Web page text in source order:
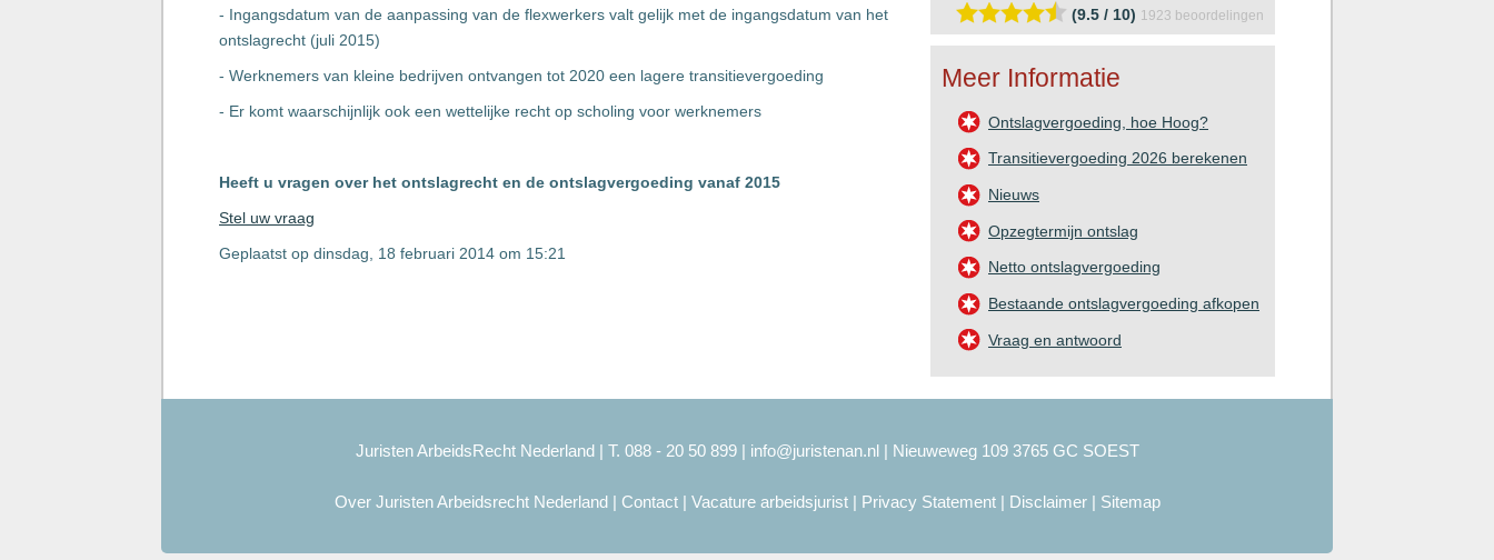
- Ingangsdatum van de aanpassing van de flexwerkers valt gelijk met de ingangsdatum van het
ontslagrecht (juli 2015)
- Werknemers van kleine bedrijven ontvangen tot 2020 een lagere transitievergoeding
- Er komt waarschijnlijk ook een wettelijke recht op scholing voor werknemers
Heeft u vragen over het ontslagrecht en de ontslagvergoeding vanaf 2015
Stel uw vraag
Geplaatst op dinsdag, 18 februari 2014 om 15:21
(9.5 / 10) 1923 beoordelingen
Meer Informatie
Ontslagvergoeding, hoe Hoog?
Transitievergoeding 2026 berekenen
Nieuws
Opzegtermijn ontslag
Netto ontslagvergoeding
Bestaande ontslagvergoeding afkopen
Vraag en antwoord
Juristen ArbeidsRecht Nederland | T. 088 - 20 50 899 | info@juristenan.nl| Nieuweweg 109 3765 GC SOEST
Over Juristen Arbeidsrecht Nederland| Contact| Vacature arbeidsjurist| Privacy Statement| Disclaimer| Sitemap